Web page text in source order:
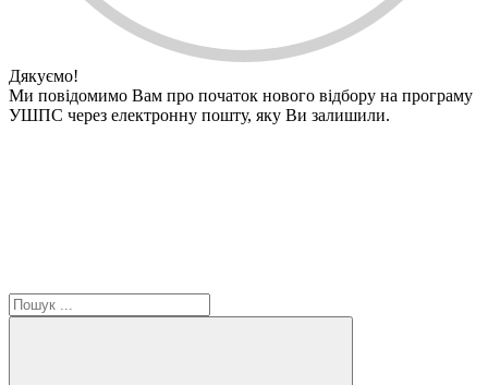
Дякуємо!
Ми повідомимо Вам про початок нового відбору на програму
УШПС через електронну пошту, яку Ви залишили.